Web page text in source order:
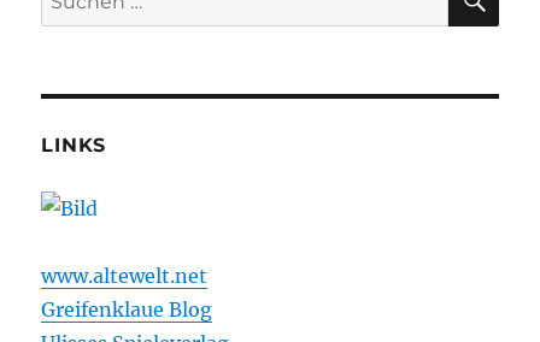
nach:
LINKS
www.altewelt.net
Greifenklaue Blog